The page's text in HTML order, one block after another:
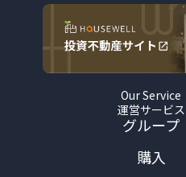
Our Service
運営サービス
グループ
購入